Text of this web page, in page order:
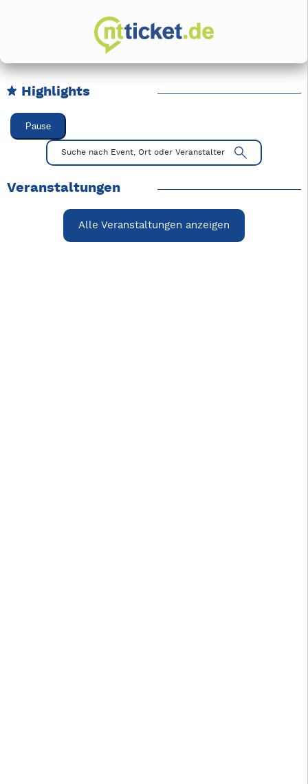
Highlights
Karussell Veranstaltungen überspringen
Pause
Mit Tab zu den Steuerelementen wechseln. Mit Pfeiltasten
Suche nach Event, Ort oder Veranstalter
Veranstaltungen
Alle Veranstaltungen anzeigen